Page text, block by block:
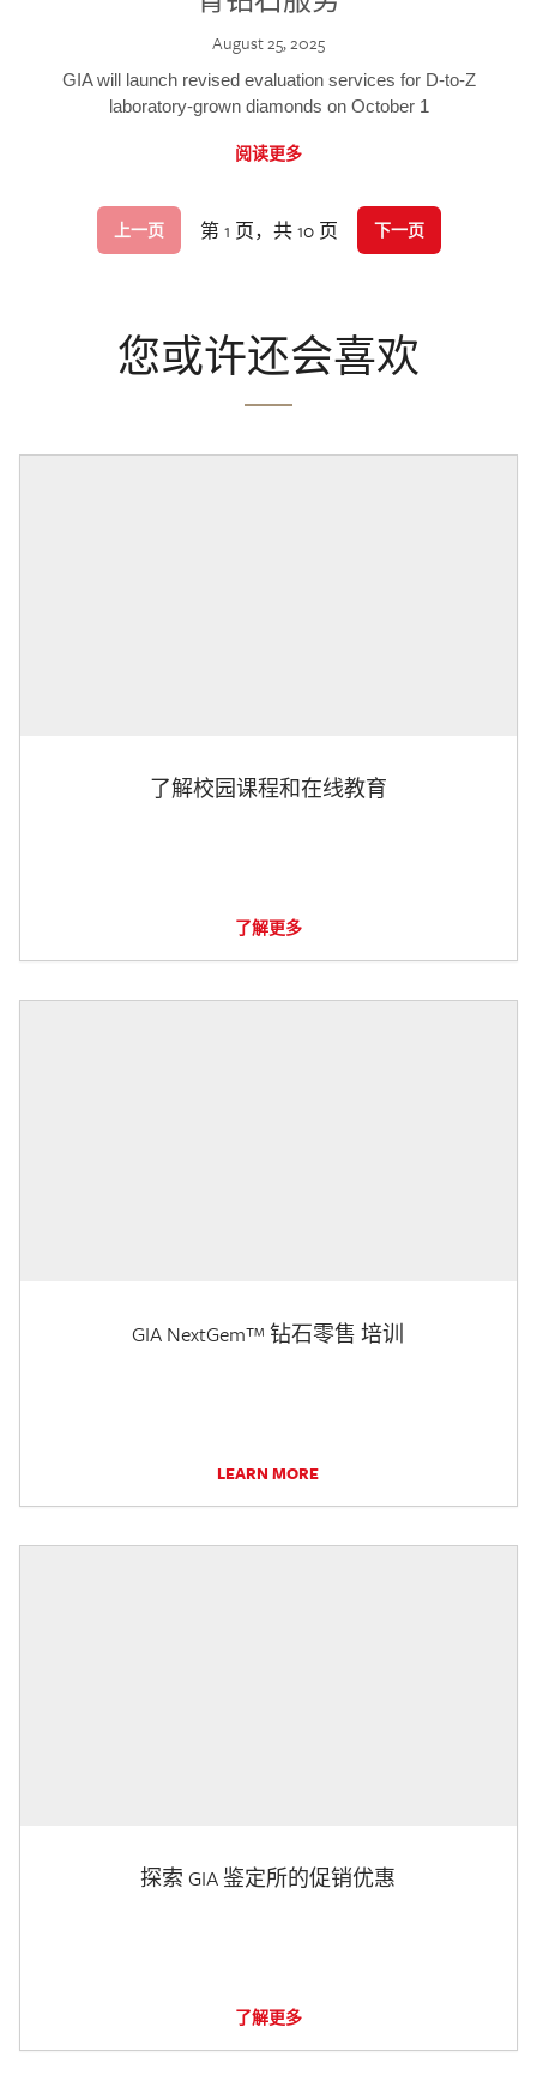
August 25, 2025
GIA will launch revised evaluation services for D-to-Z
laboratory-grown diamonds on October 1
阅读更多
上一页 第 1 页，共 10 页 下一页
您或许还会喜欢
了解校园课程和在线教育
了解更多
GIA NextGem™ 钻石零售 培训
LEARN MORE
探索 GIA 鉴定所的促销优惠
了解更多